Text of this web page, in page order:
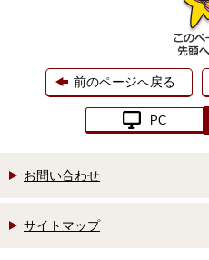
前のページへ戻る
PC
お問い合わせ
サイトマップ